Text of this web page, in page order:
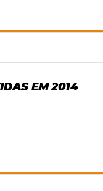
EM 2014